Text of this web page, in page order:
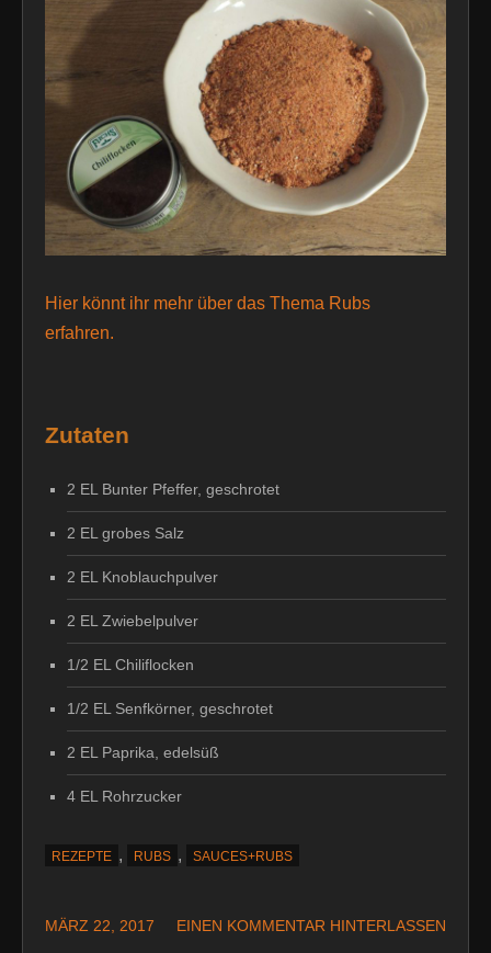
Hier könnt ihr mehr über das Thema Rubs
erfahren.
Zutaten
2 EL Bunter Pfeffer, geschrotet
2 EL grobes Salz
2 EL Knoblauchpulver
2 EL Zwiebelpulver
1/2 EL Chiliflocken
1/2 EL Senfkörner, geschrotet
2 EL Paprika, edelsüß
4 EL Rohrzucker
REZEPTE , RUBS , SAUCES+RUBS
MÄRZ 22, 2017 EINEN KOMMENTAR HINTERLASSEN